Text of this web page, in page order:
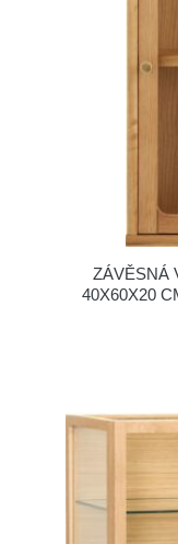
ZÁVĚSNÁ
40X60X20